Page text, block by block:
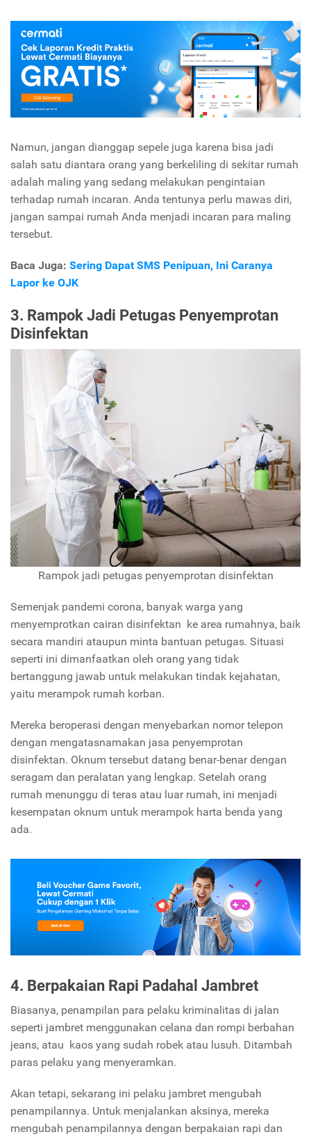
Namun, jangan dianggap sepele juga karena bisa jadi
salah satu diantara orang yang berkeliling di sekitar rumah
adalah maling yang sedang melakukan pengintaian
terhadap rumah incaran. Anda tentunya perlu mawas diri,
jangan sampai rumah Anda menjadi incaran para maling
tersebut.
Baca Juga: Sering Dapat SMS Penipuan, Ini Caranya
Lapor ke OJK
3. Rampok Jadi Petugas Penyemprotan
Disinfektan
Rampok jadi petugas penyemprotan disinfektan
Semenjak pandemi corona, banyak warga yang
menyemprotkan cairan disinfektan ke area rumahnya, baik
secara mandiri ataupun minta bantuan petugas. Situasi
seperti ini dimanfaatkan oleh orang yang tidak
bertanggung jawab untuk melakukan tindak kejahatan,
yaitu merampok rumah korban.
Mereka beroperasi dengan menyebarkan nomor telepon
dengan mengatasnamakan jasa penyemprotan
disinfektan. Oknum tersebut datang benar-benar dengan
seragam dan peralatan yang lengkap. Setelah orang
rumah menunggu di teras atau luar rumah, ini menjadi
kesempatan oknum untuk merampok harta benda yang
ada.
4. Berpakaian Rapi Padahal Jambret
Biasanya, penampilan para pelaku kriminalitas di jalan
seperti jambret menggunakan celana dan rompi berbahan
jeans, atau kaos yang sudah robek atau lusuh. Ditambah
paras pelaku yang menyeramkan.
Akan tetapi, sekarang ini pelaku jambret mengubah
penampilannya. Untuk menjalankan aksinya, mereka
mengubah penampilannya dengan berpakaian rapi dan